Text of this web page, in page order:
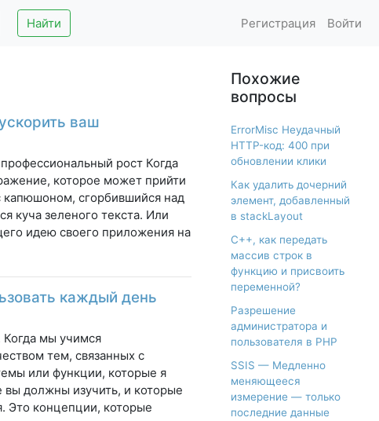
Найти Регистрация Войти
ваш
рост Когда
которое может прийти
капюшоном, сгорбившийся над
куча зеленого текста. Или
идею своего приложения на
каждый день
Когда мы учимся
тем, связанных с
или функции, которые я
должны изучить, и которые
Это концепции, которые
Похожие
вопросы
ErrorMisc Неудачный
HTTP-код: 400 при
обновлении клики
Как удалить дочерний
элемент, добавленный
в stackLayout
С++, как передать
массив строк в
функцию и присвоить
переменной?
Разрешение
администратора и
пользователя в PHP
SSIS — Медленно
меняющееся
измерение — только
последние данные